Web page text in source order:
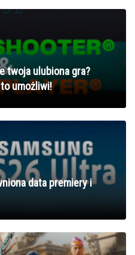
twoja ulubiona gra?
umożliwi!
data premiery i